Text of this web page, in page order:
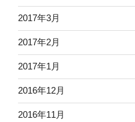
2017年3月
2017年2月
2017年1月
2016年12月
2016年11月